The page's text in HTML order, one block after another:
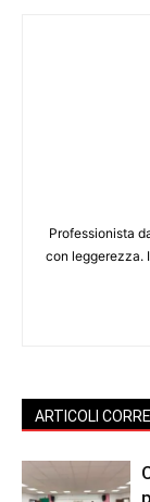
Professionista
con leggerezza.
ARTICOLI